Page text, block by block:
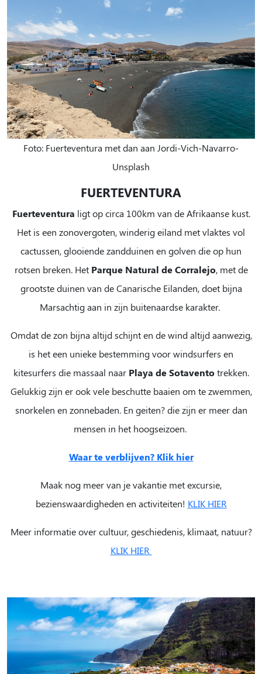
Foto: Fuerteventura met dan aan Jordi-Vich-Navarro-
Unsplash
FUERTEVENTURA
Fuerteventura ligtop circa 100km van de Afrikaanse kust.
Het is een zonovergoten, winderig eiland met vlaktes vol
cactussen, glooiende zandduinen en golven die op hun
rotsen breken. Het Parque Natural de Corralejo, met de
grootste duinen van de Canarische Eilanden, doet bijna
Marsachtig aan in zijn buitenaardse karakter.
Omdat de zon bijna altijd schijnt en de wind altijd aanwezig,
is het een unieke bestemming voor windsurfers en
kitesurfers die massaal naar Playa de Sotaventotrekken.
Gelukkig zijn er ook vele beschutte baaien om te zwemmen,
snorkelen en zonnebaden. En geiten? die zijn er meer dan
mensen in het hoogseizoen.
Waar te verblijven? Klik hier
Maak nog meer van je vakantie met excursie,
bezienswaardigheden en activiteiten! KLIK HIER
Meer informatie over cultuur, geschiedenis, klimaat, natuur?
KLIK HIER